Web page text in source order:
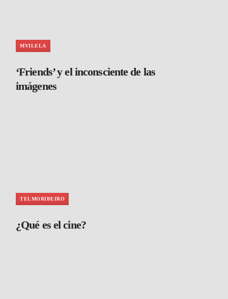
MVILELA
‘Friends’ y el inconsciente de las
imágenes
TELMORIBEIRO
¿Qué es el cine?